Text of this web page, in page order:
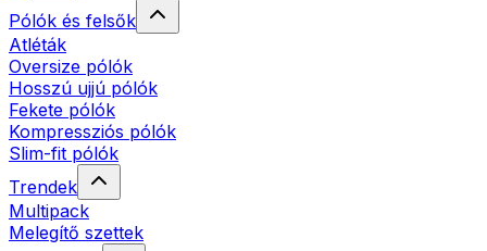
Pólók és felsők
Atléták
Oversize pólók
Hosszú ujjú pólók
Fekete pólók
Kompressziós pólók
Slim-fit pólók
Trendek
Multipack
Melegítő szettek